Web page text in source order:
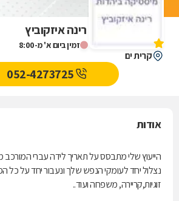
זמין ביום א' מ-8:00
מיסטיקה ביהדות רינה איזקוביץ
קרית ים
052-4273725
אודות
הייעוץ שלי מתבסס על תאריך לידה עברי המורכב
נצלול יחד לעומקי הנפש שלך ונעבור יחד על כל
זוגיות,קריירה, משפחה ועוד..